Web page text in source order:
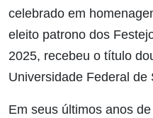
celebrado em
eleito patrono dos
2025, recebeu o título
Universidade Federal de
Em seus últimos anos